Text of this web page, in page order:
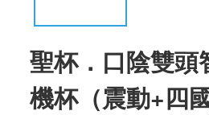
聖杯．口陰雙頭
機杯（震動+四